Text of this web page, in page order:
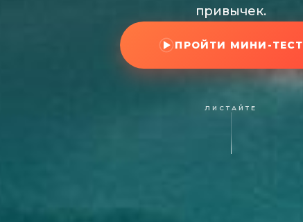
привычек.
ПРОЙТИ МИНИ-ТЕСТ
ЛИСТАЙТЕ